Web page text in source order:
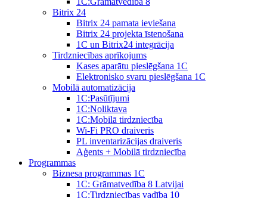
Bitrix 24
Bitrix 24 pamata ieviešana
Bitrix 24 projekta īstenošana
1C un Bitrix24 integrācija
Tirdzniecības aprīkojums
Kases aparātu pieslēgšana 1C
Elektronisko svaru pieslēgšana 1C
Mobilā automatizācija
1С:Pasūtījumi
1С:Noliktava
1С:Mobilā tirdzniecība
Wi-Fi PRO draiveris
PL inventarizācijas draiveris
Aģents + Mobilā tirdzniecība
Programmas
Biznesa programmas 1C
1C: Grāmatvedība 8 Latvijai
1C:Tirdzniecības vadība 10